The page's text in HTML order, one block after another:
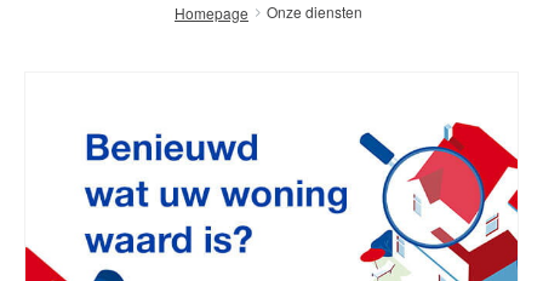
Homepage Onze diensten